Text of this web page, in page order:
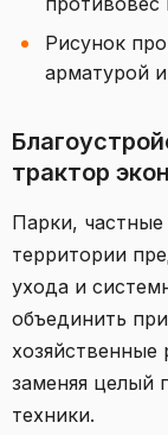
Рисунок
арматурой
трактор
Парки,
территории
ухода и
объединить
заменяя целый
техники.